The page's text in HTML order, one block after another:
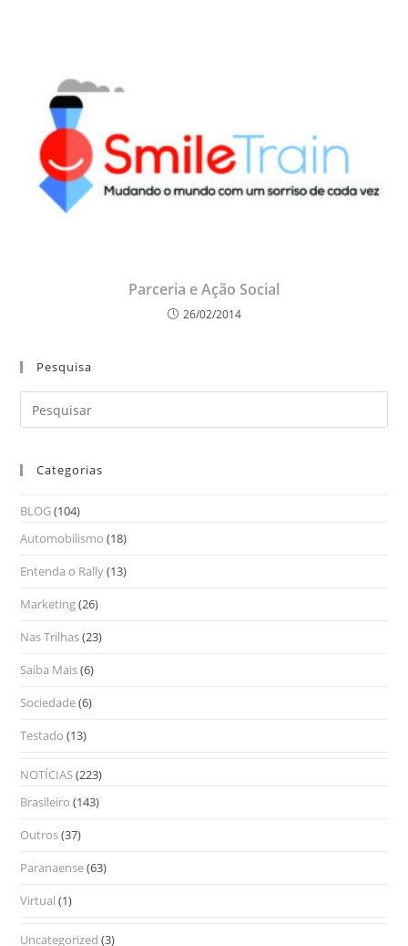
Parceria e Ação Social
26/02/2014
Pesquisa
Categorias
BLOG(104)
Automobilismo (18)
Entenda o Rally(13)
Marketing(26)
Nas Trilhas(23)
Saiba Mais(6)
Sociedade(6)
Testado (13)
NOTÍCIAS(223)
Brasileiro (143)
Outros(37)
Paranaense(63)
Virtual (1)
Uncategorized (3)